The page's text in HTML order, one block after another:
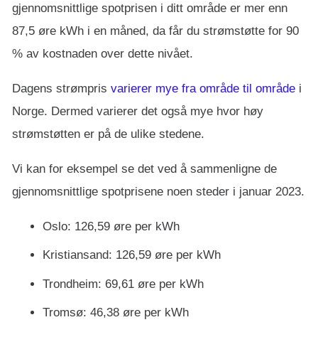
gjennomsnittlige spotprisen i ditt område er mer enn
87,5 øre kWh i en måned, da får du strømstøtte for 90
% av kostnaden over dette nivået.
Dagens strømpris varierer mye fra område til område i
Norge. Dermed varierer det også mye hvor høy
strømstøtten er på de ulike stedene.
Vi kan for eksempel se det ved å sammenligne de
gjennomsnittlige spotprisene noen steder i januar 2023.
Oslo: 126,59 øre per kWh
Kristiansand: 126,59 øre per kWh
Trondheim: 69,61 øre per kWh
Tromsø: 46,38 øre per kWh